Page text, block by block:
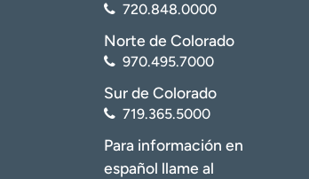
720.848.0000
Norte de Colorado
970.495.7000
Sur de Colorado
719.365.5000
Para información en
español llame al